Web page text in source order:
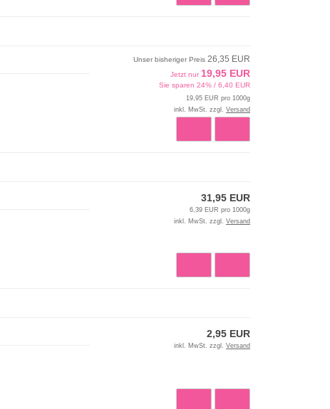
Unser bisheriger Preis 26,35 EUR
Jetzt nur 19,95 EUR
Sie sparen 24% / 6,40 EUR
19,95 EUR pro 1000g
inkl. MwSt. zzgl. Versand
31,95 EUR
6,39 EUR pro 1000g
inkl. MwSt. zzgl. Versand
2,95 EUR
inkl. MwSt. zzgl. Versand